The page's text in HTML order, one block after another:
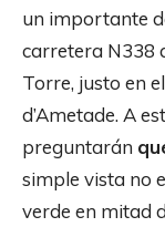
un importante
carretera N338
Torre, justo en
d’Ametade. A
preguntarán
simple vista no
verde en mitad